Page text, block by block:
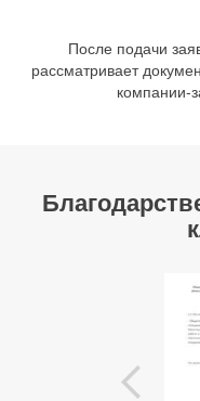
После подачи
рассматривает
компании-